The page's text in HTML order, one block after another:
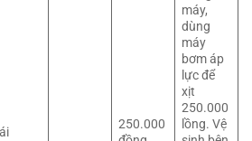
250.000
máy,
dùng
máy
bơm áp
lực để
xịt
250.000
lồng. Vệ